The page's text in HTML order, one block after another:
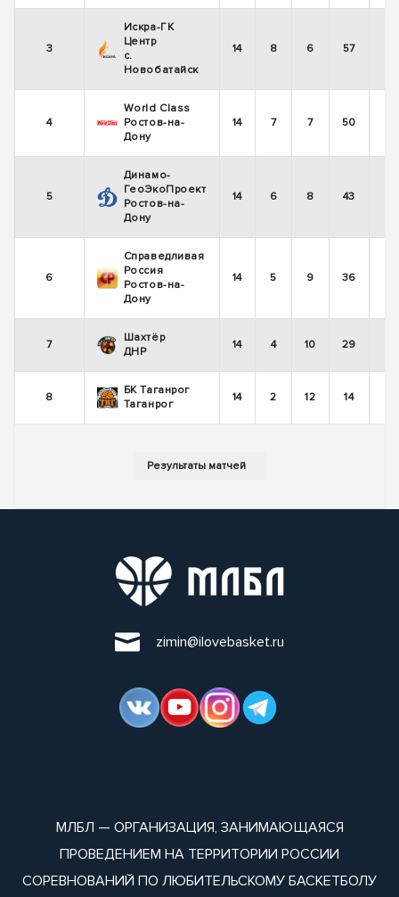
3
Искра-ГК
Центр
с.
Новобатайск
14 8 6 57
4
World Class
Ростов-на-
Дону
14 7 7 50
5
Динамо-
ГеоЭкоПроект
Ростов-на-
Дону
14 6 8 43
6
Справедливая
Россия
Ростов-на-
Дону
14 5 9 36
7
Шахтёр
ДНР
14 4 10 29
8
БК Таганрог
Таганрог
14 2 12 14
zimin@ilovebasket.ru
МЛБЛ — ОРГАНИЗАЦИЯ, ЗАНИМАЮЩАЯСЯ
ПРОВЕДЕНИЕМ НА ТЕРРИТОРИИ РОССИИ
СОРЕВНОВАНИЙ ПО ЛЮБИТЕЛЬСКОМУ БАСКЕТБОЛУ